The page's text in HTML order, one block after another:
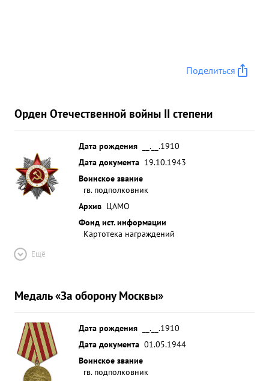
Поделиться
Орден Отечественной войны II степени
Дата рождения
__.__.1910
Дата документа 19.10.1943
Воинское звание
гв. подполковник
Архив ЦАМО
Фонд ист. информации
Картотека награждений
Ещё
Медаль «За оборону Москвы»
Дата рождения
__.__.1910
Дата документа 01.05.1944
Воинское звание
гв. подполковник